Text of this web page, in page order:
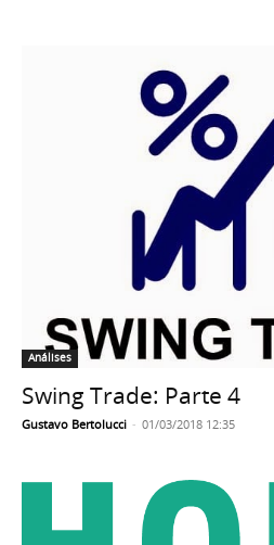
Análises
Swing Trade: Parte 4
Gustavo Bertolucci - 01/03/2018 12:35